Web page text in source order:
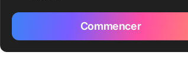
Commencer